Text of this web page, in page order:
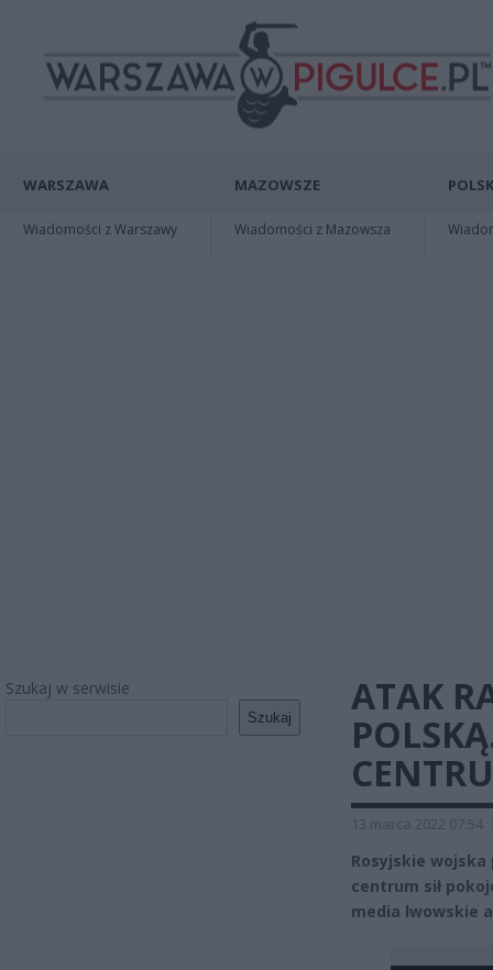
WARSZAWA
Wiadomości z Warszawy
MAZOWSZE
Wiadomości z Mazowsza
Szukaj w serwisie
Szukaj
ATAK
13 marca 2022 07:54
Rosyjskie
centrum sił
media lwowskie